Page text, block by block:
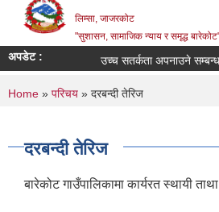
लिम्सा, जाजरकोट
"सुशासन, सामाजिक न्याय र समृद्ध
अपडेट : उच्च सतर्कता अपनाउने सम्बन्धमा।
You are here
Home » परिचय » दरबन्दी तेरिज
दरबन्दी तेरिज
बारेकोट गाउँपालिकामा कार्यरत स्थायी